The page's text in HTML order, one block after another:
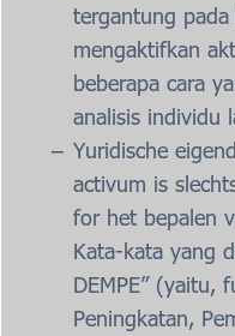
tergantung
mengaktifkan
beberapa cara
analisis individu
Yuridische
activum is
for het bepalen
Kata-kata yang
DEMPE” (yaitu,
Peningkatan,